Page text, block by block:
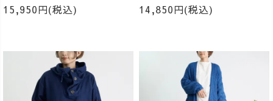
15,950円(税込) 14,850円(税込)